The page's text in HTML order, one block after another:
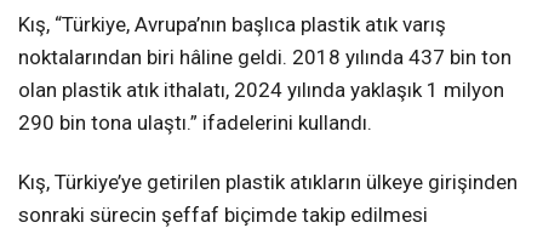
Kış, “Türkiye, Avrupa’nın başlıca plastik atık varış
noktalarından biri hâline geldi. 2018 yılında 437 bin ton
olan plastik atık ithalatı, 2024 yılında yaklaşık 1 milyon
290 bin tona ulaştı.” ifadelerini kullandı.
Kış, Türkiye’ye getirilen plastik atıkların ülkeye girişinden
sonraki sürecin şeffaf biçimde takip edilmesi